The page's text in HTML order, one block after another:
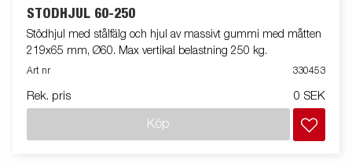
STÖDHJUL 60-250
Stödhjul med stålfälg och hjul av massivt gummi med måtten
219x65 mm, Ø60. Max vertikal belastning 250 kg.
Art nr 330453
Rek. pris 0 SEK
Köp